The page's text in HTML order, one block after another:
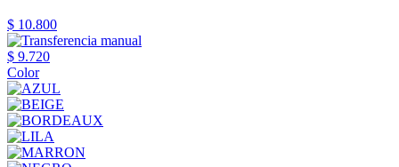
$ 10.800
$ 9.720
Color